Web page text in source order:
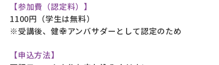
【参加費（認定料）】
1100円（学生は無料）
※受講後、健幸アンバサダーとして認定のため
【申込方法】